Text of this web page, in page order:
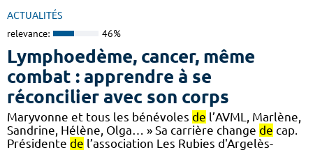
ACTUALITÉS
relevance: 46%
Lymphoedème, cancer, même
combat : apprendre à se
réconcilier avec son corps
Maryvonne et tous les bénévoles de l’AVML, Marlène,
Sandrine, Hélène, Olga… » Sa carrière change de cap.
Présidente de l’association Les Rubies d'Argelès-